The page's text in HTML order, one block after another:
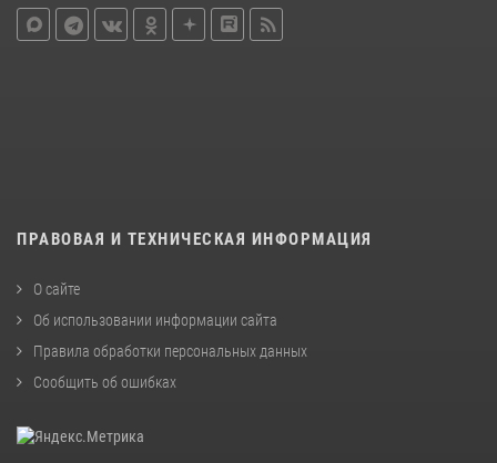
ПРАВОВАЯ И ТЕХНИЧЕСКАЯ ИНФОРМАЦИЯ
О сайте
Об использовании информации сайта
Правила обработки персональных данных
Сообщить об ошибках